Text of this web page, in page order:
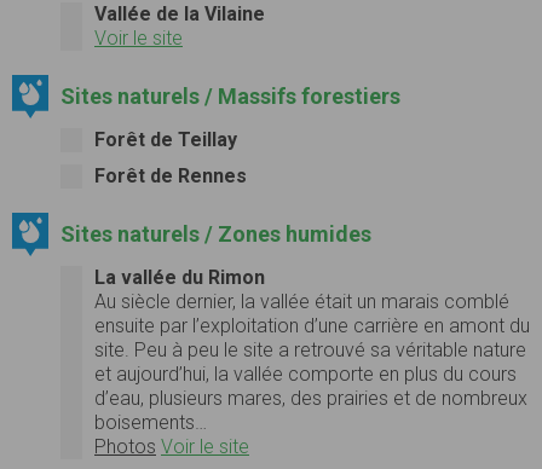
Vallée de la Vilaine
Voir le site
Sites naturels / Massifs forestiers
Forêt de Teillay
Forêt de Rennes
Sites naturels / Zones humides
La vallée du Rimon
Au siècle dernier, la vallée était un marais comblé
ensuite par l’exploitation d’une carrière en amont du
site. Peu à peu le site a retrouvé sa véritable nature
et aujourd’hui, la vallée comporte en plus du cours
d’eau, plusieurs mares, des prairies et de nombreux
boisements…
Photos Voir le site